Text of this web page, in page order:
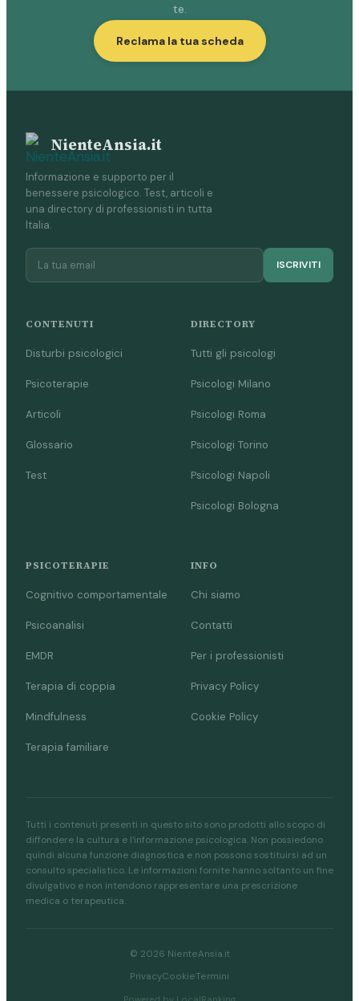
te.
Reclama la tua scheda
NienteAnsia.it
Informazione e supporto per il
benessere psicologico. Test, articoli e
una directory di professionisti in tutta
Italia.
ISCRIVITI
CONTENUTI
Disturbi psicologici
Psicoterapie
Articoli
Glossario
Test
DIRECTORY
Tutti gli psicologi
Psicologi Milano
Psicologi Roma
Psicologi Torino
Psicologi Napoli
Psicologi Bologna
PSICOTERAPIE
Cognitivo comportamentale
Psicoanalisi
EMDR
Terapia di coppia
Mindfulness
Terapia familiare
INFO
Chi siamo
Contatti
Per i professionisti
Privacy Policy
Cookie Policy
Tutti i contenuti presenti in questo sito sono prodotti allo scopo di
diffondere la cultura e l'informazione psicologica. Non possiedono
quindi alcuna funzione diagnostica e non possono sostituirsi ad un
consulto specialistico. Le informazioni fornite hanno soltanto un fine
divulgativo e non intendono rappresentare una prescrizione
medica o terapeutica.
© 2026 NienteAnsia.it
PrivacyCookieTermini